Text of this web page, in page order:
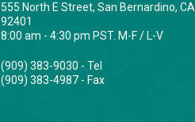
555 North E Street, San Bernardino, CA
92401
8:00 am - 4:30 pm PST. M-F / L-V
(909) 383-9030 - Tel
(909) 383-4987 - Fax